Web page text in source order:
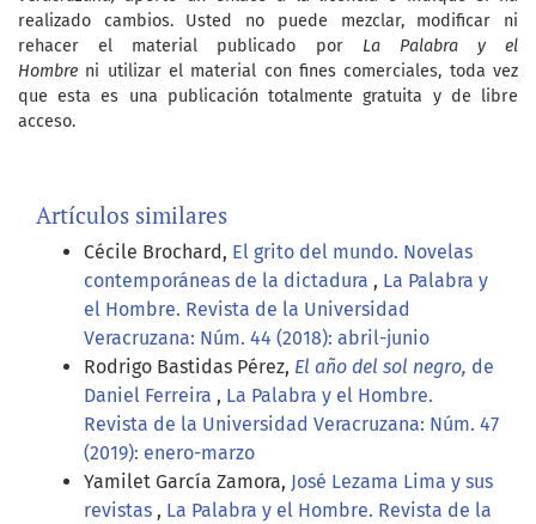
realizado cambios. Usted no puede mezclar, modificar ni
rehacer el material publicado por La Palabra y el
Hombre ni utilizar el material con fines comerciales, toda vez
que esta es una publicación totalmente gratuita y de libre
acceso.
Artículos similares
Cécile Brochard, El grito del mundo. Novelas
contemporáneas de la dictadura , La Palabra y
el Hombre. Revista de la Universidad
Veracruzana: Núm. 44 (2018): abril-junio
Rodrigo Bastidas Pérez, El año del sol negro, de
Daniel Ferreira , La Palabra y el Hombre.
Revista de la Universidad Veracruzana: Núm. 47
(2019): enero-marzo
Yamilet García Zamora, José Lezama Lima y sus
revistas , La Palabra y el Hombre. Revista de la